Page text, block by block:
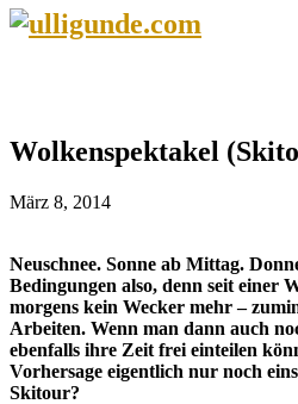
Wolkenspektakel
März 8, 2014
Neuschnee. Sonne ab Mittag.
Bedingungen also, denn seit einer
morgens kein Wecker mehr –
Arbeiten. Wenn man dann auch
ebenfalls ihre Zeit frei einteilen
Vorhersage eigentlich nur noch
Skitour?